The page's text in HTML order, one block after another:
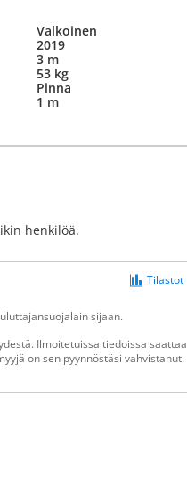
Valkoinen
2019
3 m
53 kg
Pinna
1 m
henkilöä.
Tilastot
sijaan.
Ilmoitetuissa tiedoissa saattaa
on sen pyynnöstäsi vahvistanut.